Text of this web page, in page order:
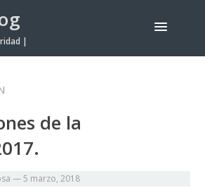
|
de la
—5 marzo, 2018